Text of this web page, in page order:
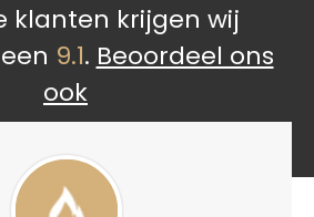
klanten krijgen wij
9.1. Beoordeel ons
ook